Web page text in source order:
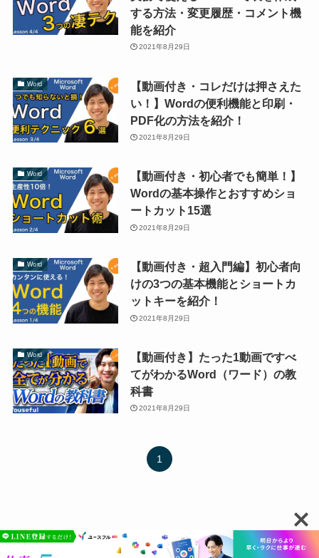
する方法・変更履歴・コメント機
能を紹介
2021年8月29日
Word
【動画付き・コレだけは押さえた
い！】Wordの便利機能と印刷・
PDF化の方法を紹介！
2021年8月29日
Word
【動画付き・初心者でも簡単！】
Wordの基本操作とおすすめショ
ートカット15選
2021年8月29日
Word
【動画付き・超入門編】初心者向
けの3つの基本機能とショートカ
ットキーを紹介！
2021年8月29日
Word
【動画付き】たった1動画ですべ
てがわかるWord（ワード）の教
科書
2021年8月29日
1